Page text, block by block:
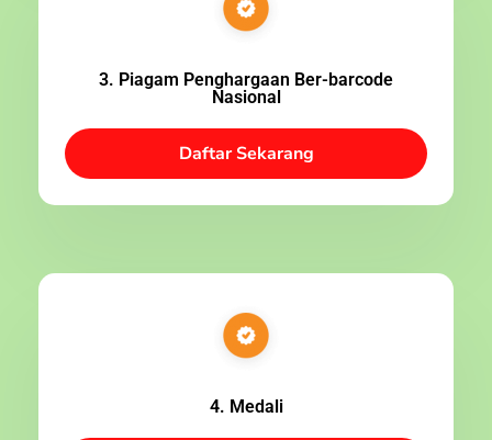
3. Piagam Penghargaan Ber-barcode
Nasional
Daftar Sekarang
4. Medali